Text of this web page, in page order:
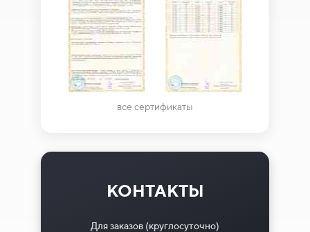
все сертификаты
КОНТАКТЫ
Для заказов (круглосуточно)